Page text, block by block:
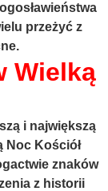
przeżyć z
Wielką
i największą
Noc Kościół
znaków
z historii